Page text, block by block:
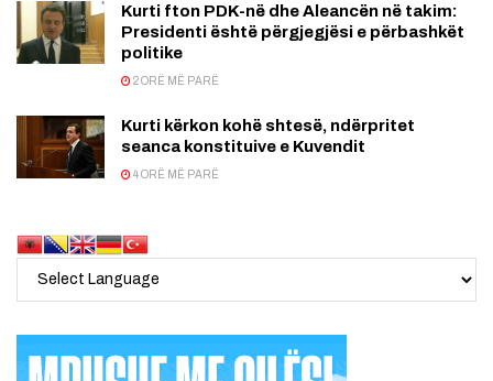
Kurti fton PDK-në dhe Aleancën në takim:
Presidenti është përgjegjësi e përbashkët
politike
2 ORË MË PARË
Kurti kërkon kohë shtesë, ndërpritet
seanca konstituive e Kuvendit
4 ORË MË PARË